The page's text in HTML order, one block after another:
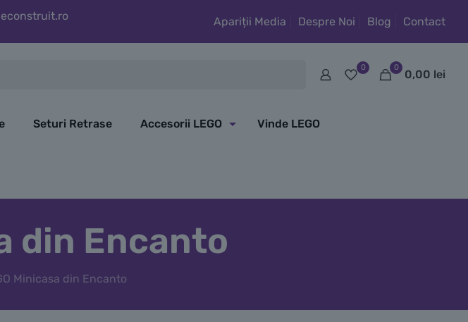
Apariții Media Despre Noi Blog Contact
0 0
0,00 lei
Seturi Retrase Accesorii LEGO Vinde LEGO
din Encanto
Minicasa din Encanto